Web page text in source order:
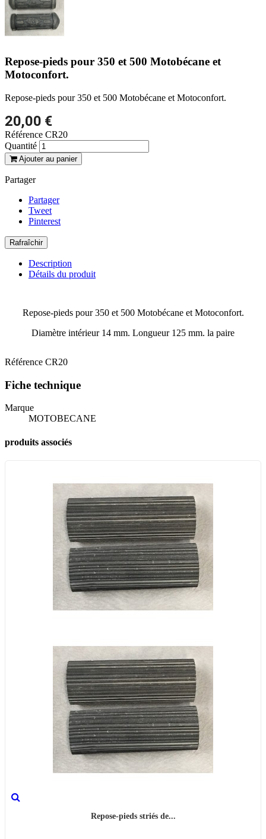
Repose-pieds pour 350 et 500 Motobécane et
Motoconfort.
Repose-pieds pour 350 et 500 Motobécane et Motoconfort.
20,00 €
Référence CR20
Quantité
Ajouter au panier
Partager
Partager
Tweet
Pinterest
Description
Détails du produit
Repose-pieds pour 350 et 500 Motobécane et Motoconfort.
Diamètre intérieur 14 mm. Longueur 125 mm. la paire
Référence CR20
Fiche technique
Marque
MOTOBECANE
produits associés
Repose-pieds striés de...